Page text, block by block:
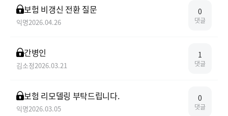
보험 비갱신 전환 질문
익명2026.04.26
0
댓글
간병인
김소정2026.03.21
1
댓글
보험 리모델링 부탁드립니다.
익명2026.03.05
0
댓글